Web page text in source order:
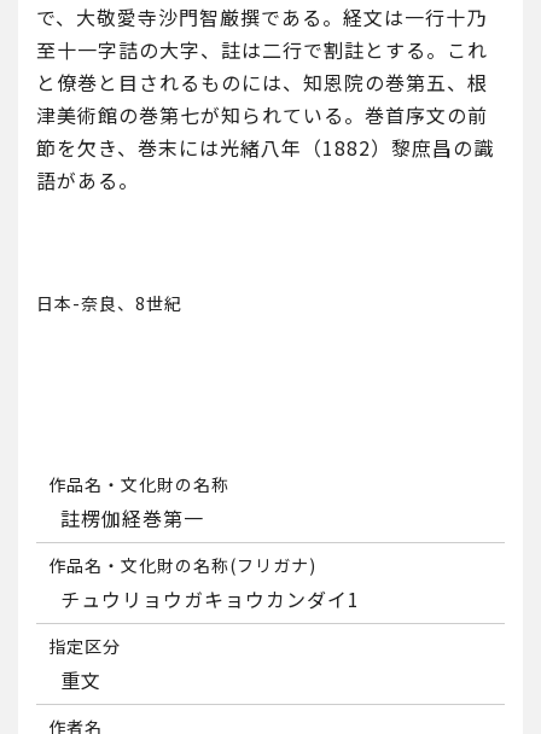
で、大敬愛寺沙門智厳撰である。経文は一行十乃
至十一字詰の大字、註は二行で割註とする。これ
と僚巻と目されるものには、知恩院の巻第五、根
津美術館の巻第七が知られている。巻首序文の前
節を欠き、巻末には光緒八年（1882）黎庶昌の識
語がある。
日本-奈良、8世紀
作品名・文化財の名称
註楞伽経巻第一
作品名・文化財の名称(フリガナ)
チュウリョウガキョウカンダイ1
指定区分
重文
作者名